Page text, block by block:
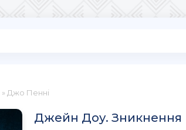
» Джо Пенні
Джейн Доу. Зникнення